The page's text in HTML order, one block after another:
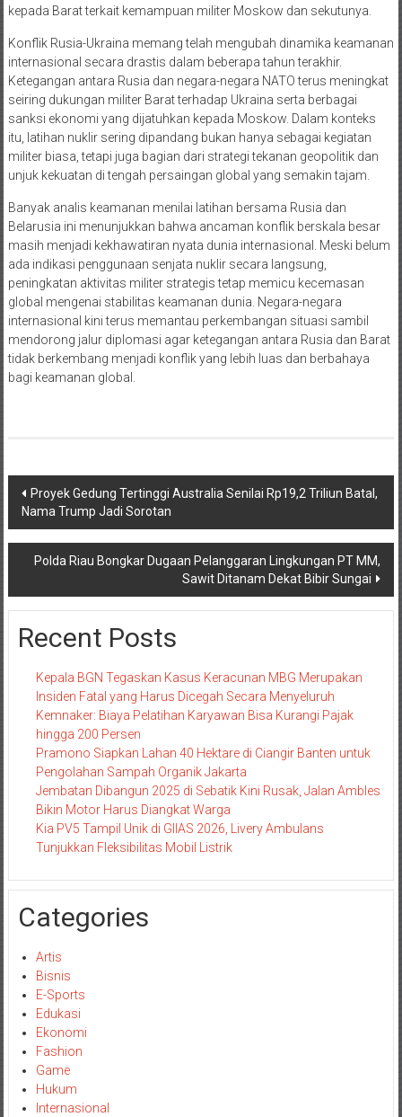
kepada Barat terkait kemampuan militer Moskow dan sekutunya.
Konflik Rusia-Ukraina memang telah mengubah dinamika keamanan
internasional secara drastis dalam beberapa tahun terakhir.
Ketegangan antara Rusia dan negara-negara NATO terus meningkat
seiring dukungan militer Barat terhadap Ukraina serta berbagai
sanksi ekonomi yang dijatuhkan kepada Moskow. Dalam konteks
itu, latihan nuklir sering dipandang bukan hanya sebagai kegiatan
militer biasa, tetapi juga bagian dari strategi tekanan geopolitik dan
unjuk kekuatan di tengah persaingan global yang semakin tajam.
Banyak analis keamanan menilai latihan bersama Rusia dan
Belarusia ini menunjukkan bahwa ancaman konflik berskala besar
masih menjadi kekhawatiran nyata dunia internasional. Meski belum
ada indikasi penggunaan senjata nuklir secara langsung,
peningkatan aktivitas militer strategis tetap memicu kecemasan
global mengenai stabilitas keamanan dunia. Negara-negara
internasional kini terus memantau perkembangan situasi sambil
mendorong jalur diplomasi agar ketegangan antara Rusia dan Barat
tidak berkembang menjadi konflik yang lebih luas dan berbahaya
bagi keamanan global.
Navigasi
pos
Proyek Gedung Tertinggi Australia Senilai Rp19,2 Triliun Batal,
Nama Trump Jadi Sorotan
Polda Riau Bongkar Dugaan Pelanggaran Lingkungan PT MM,
Sawit Ditanam Dekat Bibir Sungai
Recent Posts
Kepala BGN Tegaskan Kasus Keracunan MBG Merupakan
Insiden Fatal yang Harus Dicegah Secara Menyeluruh
Kemnaker: Biaya Pelatihan Karyawan Bisa Kurangi Pajak
hingga 200 Persen
Pramono Siapkan Lahan 40 Hektare di Ciangir Banten untuk
Pengolahan Sampah Organik Jakarta
Jembatan Dibangun 2025 di Sebatik Kini Rusak, Jalan Ambles
Bikin Motor Harus Diangkat Warga
Kia PV5 Tampil Unik di GIIAS 2026, Livery Ambulans
Tunjukkan Fleksibilitas Mobil Listrik
Categories
Artis
Bisnis
E-Sports
Edukasi
Ekonomi
Fashion
Game
Hukum
Internasional